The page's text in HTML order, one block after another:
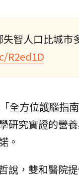
智人口比城市
R2ed1D
全方位護腦指
研究實證的營
。
說，雙和醫院